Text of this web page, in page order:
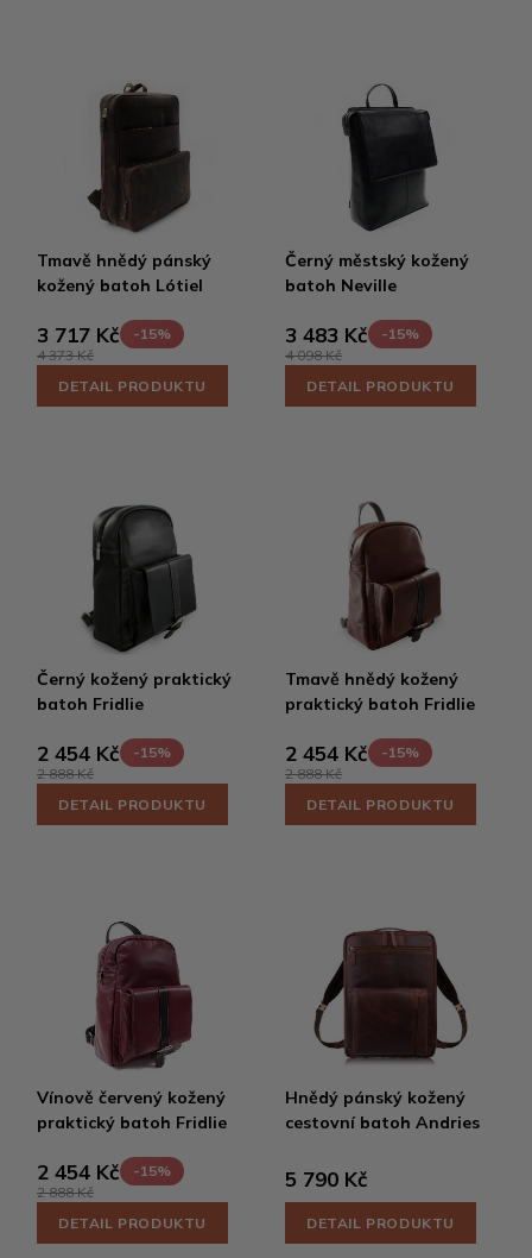
Tmavě hnědý pánský
kožený batoh Lótiel
3 717 Kč
-15%
4 373 Kč
DETAIL PRODUKTU
Černý městský kožený
batoh Neville
3 483 Kč
-15%
4 098 Kč
DETAIL PRODUKTU
Černý kožený praktický
batoh Fridlie
2 454 Kč
-15%
2 888 Kč
DETAIL PRODUKTU
Tmavě hnědý kožený
praktický batoh Fridlie
2 454 Kč
-15%
2 888 Kč
DETAIL PRODUKTU
Vínově červený kožený
praktický batoh Fridlie
2 454 Kč
-15%
2 888 Kč
DETAIL PRODUKTU
Hnědý pánský kožený
cestovní batoh Andries
5 790 Kč
DETAIL PRODUKTU